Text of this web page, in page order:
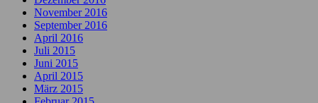
November 2016
September 2016
April 2016
Juli 2015
Juni 2015
April 2015
März 2015